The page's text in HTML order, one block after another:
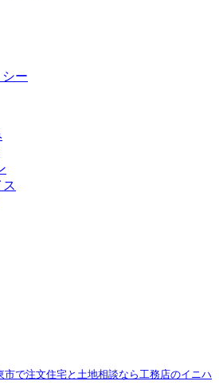
ー
ス
で注文住宅と土地相談なら工務店のイニハ